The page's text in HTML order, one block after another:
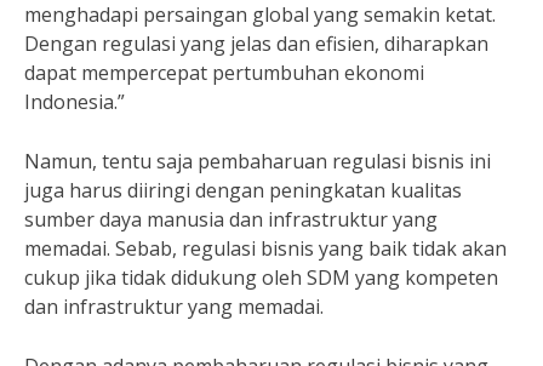
menghadapi persaingan global yang semakin ketat.
Dengan regulasi yang jelas dan efisien, diharapkan
dapat mempercepat pertumbuhan ekonomi
Indonesia.”
Namun, tentu saja pembaharuan regulasi bisnis ini
juga harus diiringi dengan peningkatan kualitas
sumber daya manusia dan infrastruktur yang
memadai. Sebab, regulasi bisnis yang baik tidak akan
cukup jika tidak didukung oleh SDM yang kompeten
dan infrastruktur yang memadai.